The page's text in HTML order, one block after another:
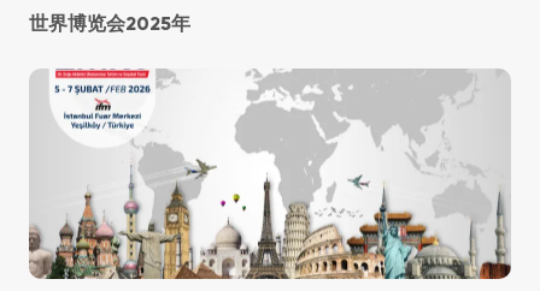
世界博览会2025年